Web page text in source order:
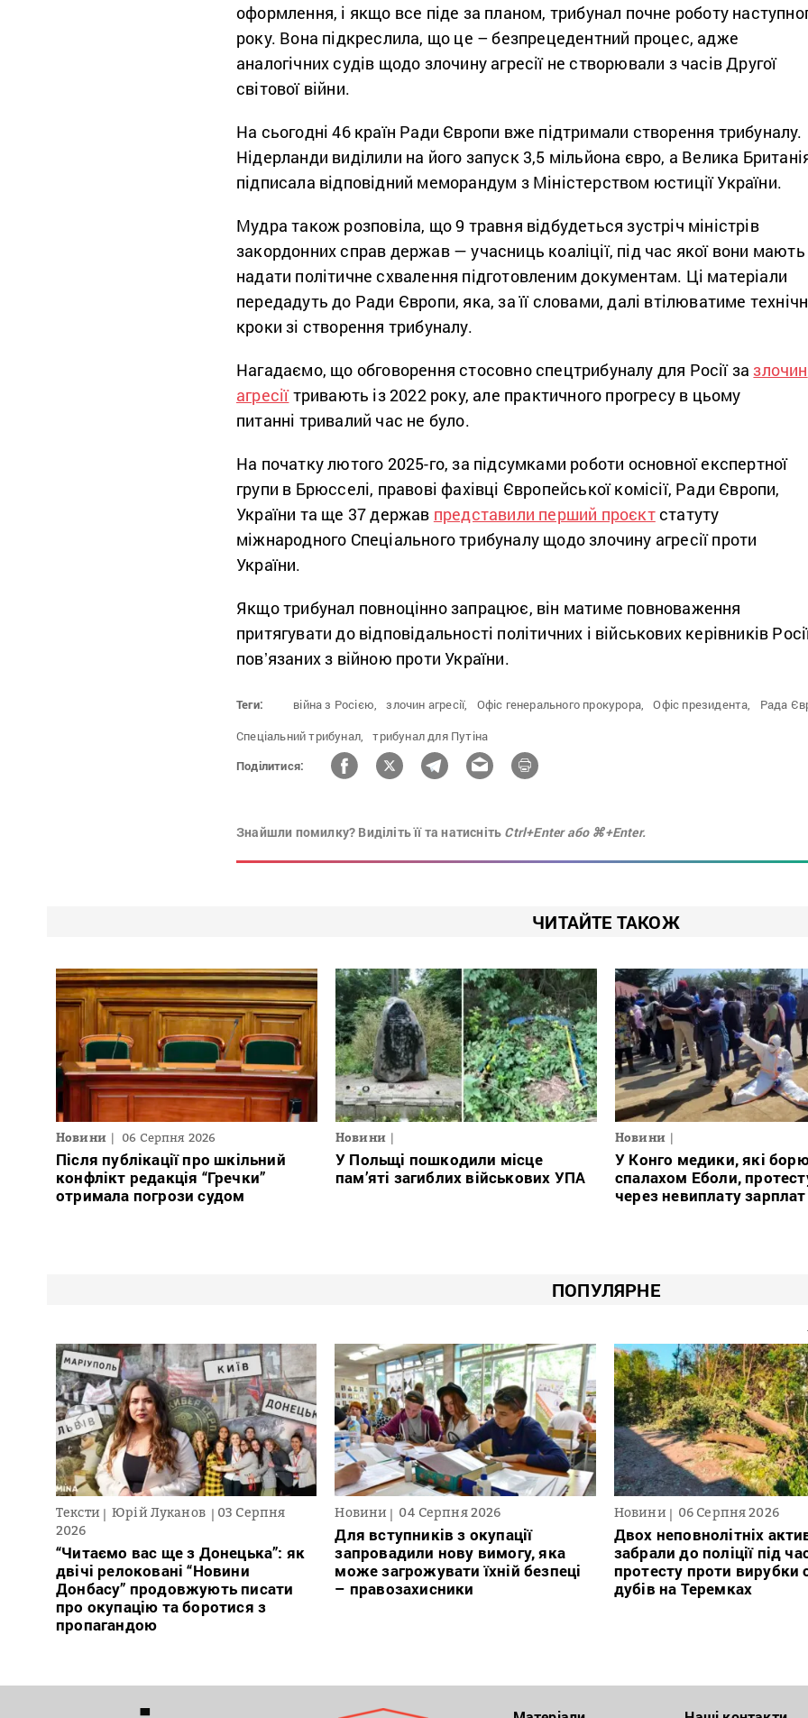
оформлення, і якщо все піде за планом, трибунал почне роботу
року. Вона підкреслила, що це – безпрецедентний процес, адже
аналогічних судів щодо злочину агресії не створювали з часів Другої
світової війни.
На сьогодні 46 країн Ради Європи вже підтримали створення трибуналу.
Нідерланди виділили на його запуск 3,5 мільйона євро, а Велика
підписала відповідний меморандум з Міністерством юстиції України.
Мудра також розповіла, що 9 травня відбудеться зустріч міністрів
закордонних справ держав — учасниць коаліції, під час якої вони мають
надати політичне схвалення підготовленим документам. Ці матеріали
передадуть до Ради Європи, яка, за її словами, далі втілюватиме
кроки зі створення трибуналу.
Нагадаємо, що обговорення стосовно спецтрибуналу для Росії зазлочин
агресіїтривають із 2022 року, але практичного прогресу в цьому
питанні тривалий час не було.
На початку лютого 2025-го, за підсумками роботи основної експертної
групи в Брюсселі, правові фахівці Європейської комісії, Ради Європи,
України та ще 37 держав представили перший проєктстатуту
міжнародного Спеціального трибуналу щодо злочину агресії проти
України.
Якщо трибунал повноцінно запрацює, він матиме повноваження
притягувати до відповідальності політичних і військових керівників
повʼязаних з війною проти України.
Теги: війна з Росією, злочин агресії, Офіс генерального прокурора, Офіс президента,
Рада
Спеціальний трибунал,
трибунал для Путіна
Поділитися:
Знайшли помилку? Виділіть її та натисніть Ctrl+Enter або ⌘+Enter.
ЧИТАЙТЕ ТАКОЖ
Новини 06 Серпня 2026
Після публікації про шкільний
конфлікт редакція “Гречки”
отримала погрози судом
Новини
У Польщі пошкодили місце
пам’яті загиблих військових УПА
Новини
У Конго медики, які
спалахом Еболи,
через невиплату зарплат
ПОПУЛЯРНЕ
Тексти Юрій Луканов
03 Серпня
2026
“Читаємо вас ще з Донецька”: як
двічі релоковані “Новини
Донбасу” продовжують писати
про окупацію та боротися з
пропагандою
Новини 04 Серпня 2026
Для вступників з окупації
запровадили нову вимогу, яка
може загрожувати їхній безпеці
– правозахисники
Новини 06 Серпня 2026
Двох неповнолітніх
забрали до поліції під
протесту проти вирубки
дубів на Теремках